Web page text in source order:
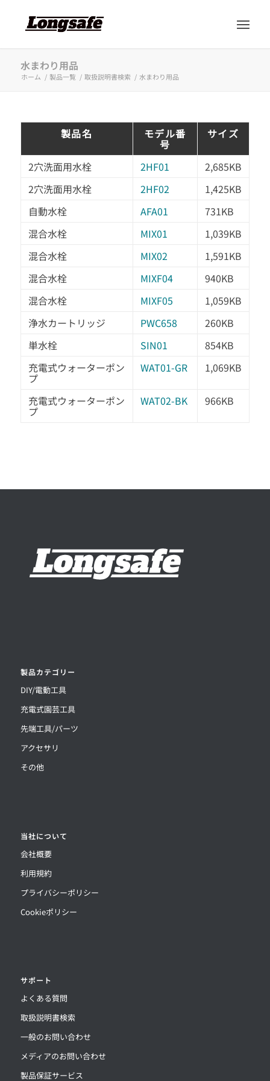
水まわり用品
ホーム / 製品一覧 / 取扱説明書検索 / 水まわり用品
製品名 モデル番
号
サイズ
2穴洗面用水栓 2HF01
2,685KB
2穴洗面用水栓
2HF02
1,425KB
自動水栓
AFA01
731KB
混合水栓
MIX01
1,039KB
混合水栓
MIX02
1,591KB
混合水栓
MIXF04
940KB
混合水栓
MIXF05
1,059KB
浄水カートリッジ
PWC658
260KB
単水栓
SIN01
854KB
充電式ウォーターポン
プ
WAT01-GR 1,069KB
充電式ウォーターポン
プ
WAT02-BK 966KB
製品カテゴリー
DIY/電動工具
充電式園芸工具
先端工具/パーツ
アクセサリ
その他
当社について
会社概要
利用規約
プライバシーポリシー
Cookieポリシー
サポート
よくある質問
取扱説明書検索
一般のお問い合わせ
メディアのお問い合わせ
製品保証サービス